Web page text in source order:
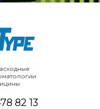
82 13